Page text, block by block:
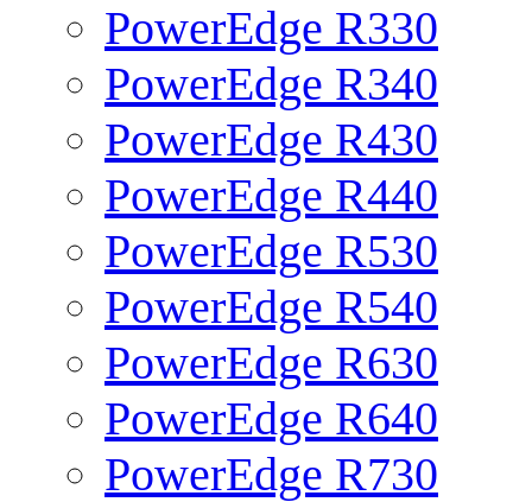
PowerEdge R330
PowerEdge R340
PowerEdge R430
PowerEdge R440
PowerEdge R530
PowerEdge R540
PowerEdge R630
PowerEdge R640
PowerEdge R730